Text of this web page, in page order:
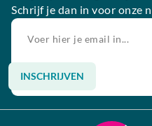
Schrijf je dan in voor onze
INSCHRIJVEN
Alternative: